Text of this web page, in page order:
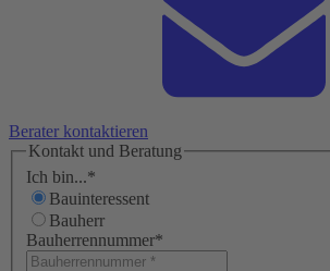
Berater kontaktieren
Kontakt und Beratung
Ich bin...*
Bauinteressent
Bauherr
Bauherrennummer*